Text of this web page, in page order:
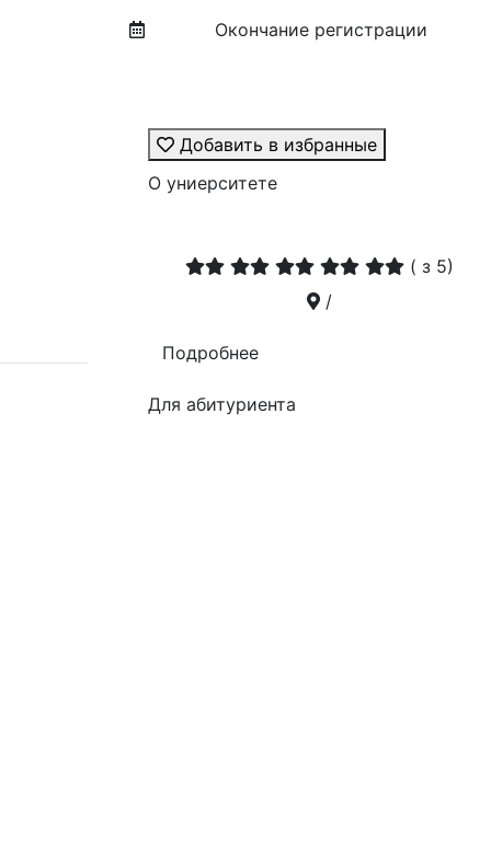
Окончание регистрации
Добавить в избранные
О униерситете
( з 5)
/
Подробнее
Для абитуриента